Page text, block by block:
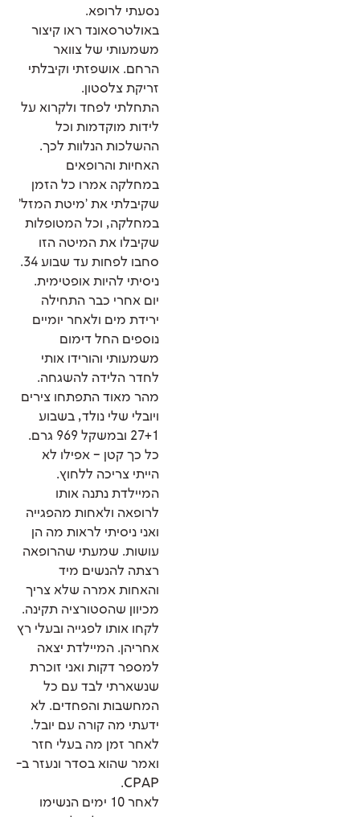
נסעתי לרופא.
באולטרסאונד ראו קיצור
משמעותי של צוואר
הרחם. אושפזתי וקיבלתי
זריקת צלסטון.
התחלתי לפחד ולקרוא על
לידות מוקדמות וכל
ההשלכות הנלוות לכך.
האחיות והרופאים
במחלקה אמרו כל הזמן
שקיבלתי את 'מיטת המזל'
במחלקה, וכל המטופלות
שקיבלו את המיטה הזו
סחבו לפחות עד שבוע 34.
ניסיתי להיות אופטימית.
יום אחרי כבר התחילה
ירידת מים ולאחר יומיים
נוספים החל דימום
משמעותי והורידו אותי
לחדר הלידה להשגחה.
מהר מאוד התפתחו צירים
ויובלי שלי נולד, בשבוע
27+1 ובמשקל 969 גרם.
כל כך קטן – אפילו לא
הייתי צריכה ללחוץ.
המיילדת נתנה אותו
לרופאה ולאחות מהפגייה
ואני ניסיתי לראות מה הן
עושות. שמעתי שהרופאה
רצתה להנשים מיד
והאחות אמרה שלא צריך
מכיוון שהסטורציה תקינה.
לקחו אותו לפגייה ובעלי רץ
אחריהן. המיילדת יצאה
למספר דקות ואני זוכרת
שנשארתי לבד עם כל
המחשבות והפחדים. לא
ידעתי מה קורה עם יובל.
לאחר זמן מה בעלי חזר
ואמר שהוא בסדר ונעזר ב-
CPAP.
לאחר 10 ימים הנשימו